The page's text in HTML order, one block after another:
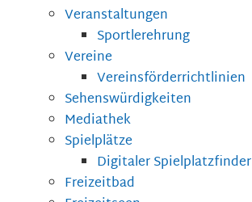
Veranstaltungen
Sportlerehrung
Vereine
Vereinsförderrichtlinien
Sehenswürdigkeiten
Mediathek
Spielplätze
Digitaler Spielplatzfinder
Freizeitbad